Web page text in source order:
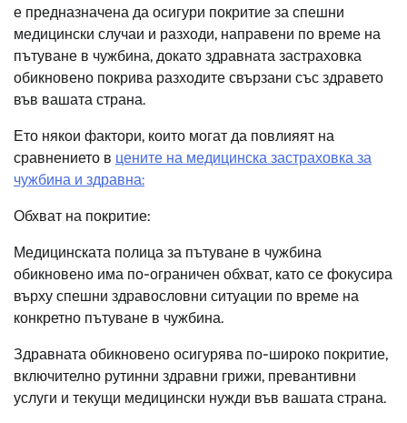
е предназначена да осигури покритие за спешни
медицински случаи и разходи, направени по време на
пътуване в чужбина, докато здравната застраховка
обикновено покрива разходите свързани със здравето
във вашата страна.
Ето някои фактори, които могат да повлияят на
сравнението в цените на медицинска застраховка за
чужбина и здравна:
Обхват на покритие:
Медицинската полица за пътуване в чужбина
обикновено има по-ограничен обхват, като се фокусира
върху спешни здравословни ситуации по време на
конкретно пътуване в чужбина.
Здравната обикновено осигурява по-широко покритие,
включително рутинни здравни грижи, превантивни
услуги и текущи медицински нужди във вашата страна.